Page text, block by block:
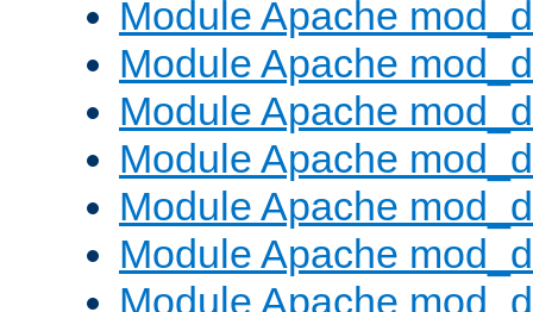
Module Apache
Module Apache
Module Apache
Module Apache
Module Apache
Module Apache
Module Apache